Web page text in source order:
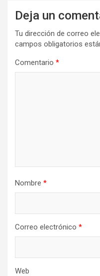
Deja un
Tu dirección de correo
campos obligatorios
Comentario *
Nombre *
Correo electrónico *
Web